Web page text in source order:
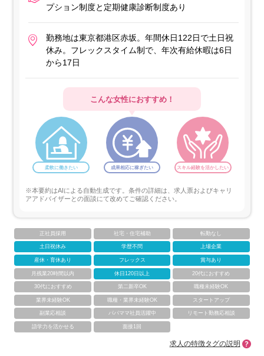
プション制度と定期健康診断制度あり
勤務地は東京都港区赤坂。年間休日122日で土日祝
休み。フレックスタイム制で、年次有給休暇は6日
から17日
こんな女性におすすめ！
柔軟に働きたい 成果相応に稼ぎたい スキル経験を活かしたい
※本要約はAIによる自動生成です。条件の詳細は、求人票およびキャリ
アアドバイザーとの面談にて改めてご確認ください。
正社員採用 社宅・住宅補助 転勤なし
土日祝休み 学歴不問 上場企業
産休・育休あり フレックス 賞与あり
月残業20時間以内 休日120日以上 20代におすすめ
30代におすすめ 第二新卒OK 職種未経験OK
業界未経験OK 職種・業界未経験OK スタートアップ
副業応相談 パパママ社員活躍中 リモート勤務応相談
語学力を活かせる 面接1回
求人の特徴タグの説明